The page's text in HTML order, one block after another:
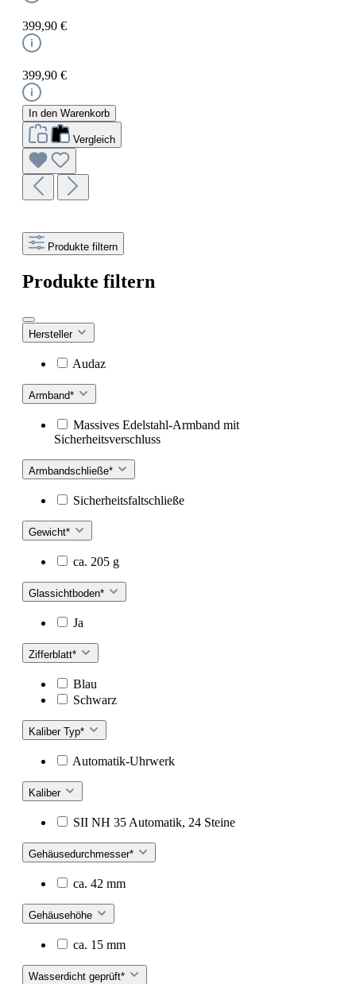
399,90 €
399,90 €
In den Warenkorb
Vergleich
Produkte filtern
Produkte filtern
Hersteller
Audaz
Armband*
Massives Edelstahl-Armband mit
Sicherheitsverschluss
Armbandschließe*
Sicherheitsfaltschließe
Gewicht*
ca. 205 g
Glassichtboden*
Ja
Zifferblatt*
Blau
Schwarz
Kaliber Typ*
Automatik-Uhrwerk
Kaliber
SII NH 35 Automatik, 24 Steine
Gehäusedurchmesser*
ca. 42 mm
Gehäusehöhe
ca. 15 mm
Wasserdicht geprüft*